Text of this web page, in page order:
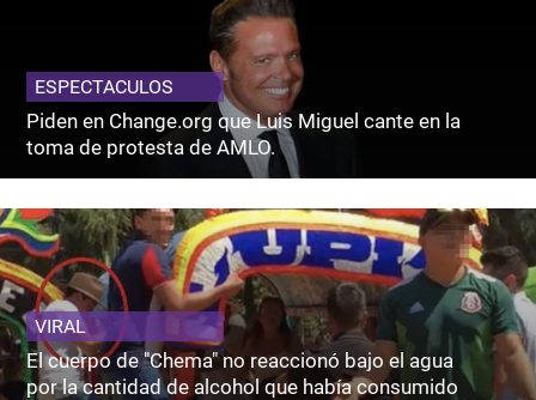
ESPECTACULOS
Piden en Change.org que Luis Miguel cante en la
toma de protesta de AMLO.
VIRAL
El cuerpo de "Chema" no reaccionó bajo el agua
por la cantidad de alcohol que había consumido